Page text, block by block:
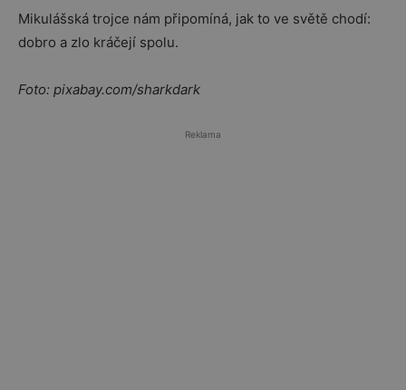
Mikulášská trojce nám připomíná, jak to ve světě chodí:
dobro a zlo kráčejí spolu.
Foto: pixabay.com/sharkdark
Reklama